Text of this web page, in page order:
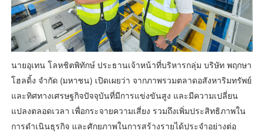
นายอุเทน โลหชิตพิทักษ์ ประธานเจ้าหน้าที่บริหารกลุ่ม บริษัท พฤกษา
โฮลดิ้ง จำกัด (มหาชน) เปิดเผยว่า จากภาพรวมตลาดอสังหาริมทรัพย์
และทิศทางเศรษฐกิจปัจจุบันที่มีการแข่งขันสูง และมีความเปลี่ยน
แปลงตลอดเวลา เพื่อกระจายความเสี่ยง รวมถึงเพิ่มประสิทธิภาพใน
การดำเนินธุรกิจ และศักยภาพในการสร้างรายได้ประจำอย่างต่อ